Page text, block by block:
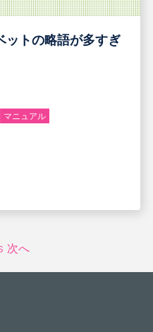
ットの略語が多すぎ
マニュアル
次へ